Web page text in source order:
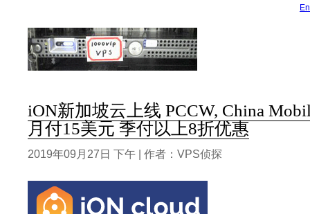
iON新加坡云上线 PCCW, China
月付15美元 季付以上8折优惠
2019年09月27日 下午 | 作者：VPS侦探